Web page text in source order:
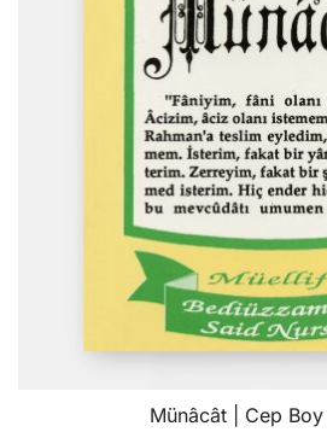
Münâcât | Cep